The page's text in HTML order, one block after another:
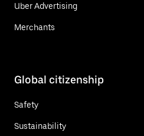
Uber Advertising
Merchants
Global citizenship
Safety
Sustainability